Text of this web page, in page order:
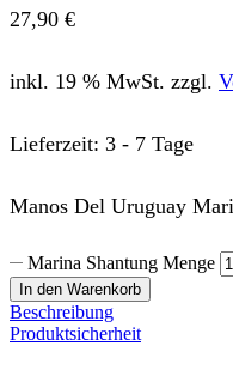
27,90 €
inkl. 19 % MwSt. zzgl.
Lieferzeit: 3 - 7 Tage
Manos Del Uruguay
Marina Shantung Menge
In den Warenkorb
Beschreibung
Produktsicherheit